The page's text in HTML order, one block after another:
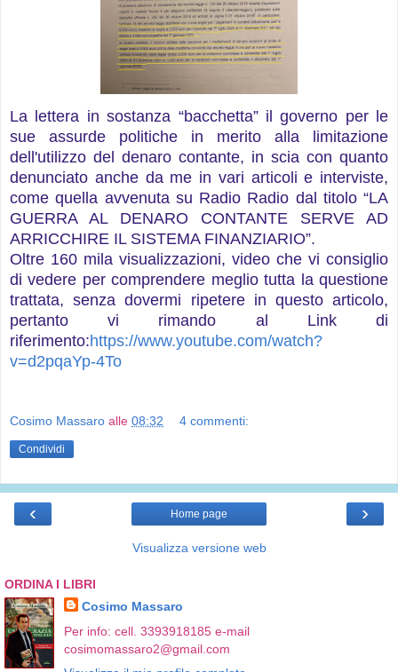
La lettera in sostanza “bacchetta” il governo per le
sue assurde politiche in merito alla limitazione
dell'utilizzo del denaro contante, in scia con quanto
denunciato anche da me in vari articoli e interviste,
come quella avvenuta su Radio Radio dal titolo “LA
GUERRA AL DENARO CONTANTE SERVE AD
ARRICCHIRE IL SISTEMA FINANZIARIO”.
Oltre 160 mila visualizzazioni, video che vi consiglio
di vedere per comprendere meglio tutta la questione
trattata, senza dovermi ripetere in questo articolo,
pertanto vi rimando al Link di
riferimento:https://www.youtube.com/watch?
v=d2pqaYp-4To
Cosimo Massaro alle 08:32 4 commenti:
Condividi
‹ ›
Home page
Visualizza versione web
ORDINA I LIBRI
Cosimo Massaro
Per info: cell. 3393918185 e-mail
cosimomassaro2@gmail.com